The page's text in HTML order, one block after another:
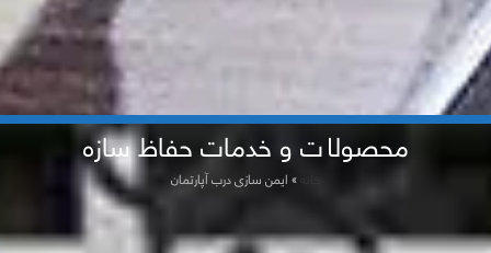
محصولات و خدمات حفاظ سازه
»ایمن سازی درب آپارتمان